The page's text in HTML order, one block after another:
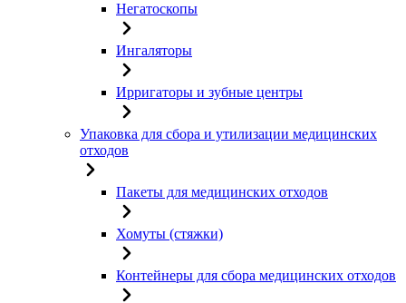
Негатоскопы
Ингаляторы
Ирригаторы и зубные центры
Упаковка для сбора и утилизации медицинских
отходов
Пакеты для медицинских отходов
Хомуты (стяжки)
Контейнеры для сбора медицинских отходов